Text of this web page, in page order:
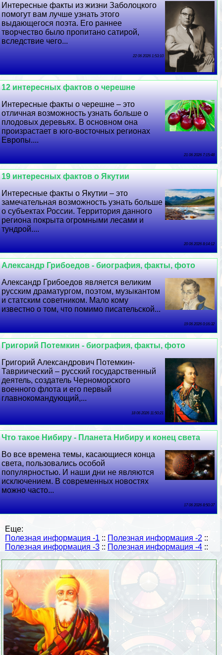
Интересные факты из жизни Заболоцкого
помогут вам лучше узнать этого
выдающегося поэта. Его раннее
творчество было пропитано сатирой,
вследствие чего...
22 06 2026 1:53:10
12 интересных фактов о черешне
Интересные факты о черешне – это
отличная возможность узнать больше о
плодовых деревьях. В основном она
произрастает в юго-восточных регионах
Европы....
21 06 2026 7:15:48
19 интересных фактов о Якутии
Интересные факты о Якутии – это
замечательная возможность узнать больше
о субъектах России. Территория данного
региона покрыта огромными лесами и
тундрой....
20 06 2026 8:14:12
Александр Грибоедов - биография, факты, фото
Александр Грибоедов является великим
русским драматургом, поэтом, музыкантом
и статским советником. Мало кому
известно о том, что помимо писательской...
19 06 2026 0:16:32
Григорий Потемкин - биография, факты, фото
Григорий Александрович Потемкин-
Тавриический – русский государственный
деятель, создатель Черноморского
военного флота и его первый
главнокомaндующий,...
18 06 2026 11:50:21
Что такое Нибиру - Планета Нибиру и конец света
Во все времена темы, касающиеся конца
света, пользовались особой
популярностью. И наши дни не являются
исключением. В современных новостях
можно часто...
17 06 2026 8:50:37
Еще:
Полезная информация -1 :: Полезная информация -2 ::
Полезная информация -3 :: Полезная информация -4 ::